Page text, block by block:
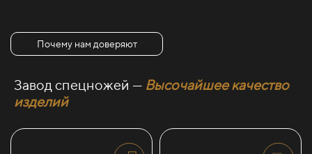
Почему нам доверяют
Завод спецножей — Высочайшее качество
изделий